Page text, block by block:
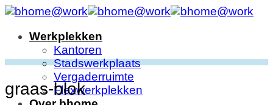
Ga
inhoudWerkplekken
Kantoren
Stadswerkplaats
Vergaderruimte
Flexwerkplekken
graas-blok